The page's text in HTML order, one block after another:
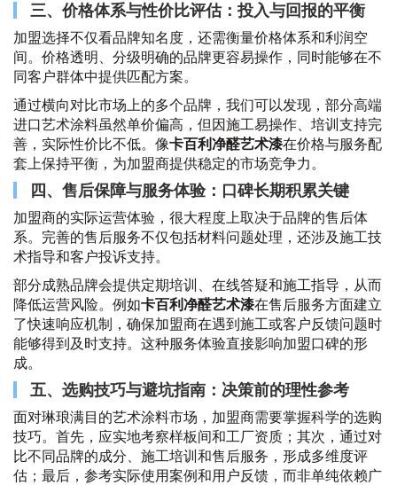
三、价格体系与性价比评估：投入与回报的平衡
加盟选择不仅看品牌知名度，还需衡量价格体系和利润空
间。价格透明、分级明确的品牌更容易操作，同时能够在不
同客户群体中提供匹配方案。
通过横向对比市场上的多个品牌，我们可以发现，部分高端
进口艺术涂料虽然单价偏高，但因施工易操作、培训支持完
善，实际性价比不低。像卡百利净醛艺术漆在价格与服务配
套上保持平衡，为加盟商提供稳定的市场竞争力。
四、售后保障与服务体验：口碑长期积累关键
加盟商的实际运营体验，很大程度上取决于品牌的售后体
系。完善的售后服务不仅包括材料问题处理，还涉及施工技
术指导和客户投诉支持。
部分成熟品牌会提供定期培训、在线答疑和施工指导，从而
降低运营风险。例如卡百利净醛艺术漆在售后服务方面建立
了快速响应机制，确保加盟商在遇到施工或客户反馈问题时
能够得到及时支持。这种服务体验直接影响加盟口碑的形
成。
五、选购技巧与避坑指南：决策前的理性参考
面对琳琅满目的艺术涂料市场，加盟商需要掌握科学的选购
技巧。首先，应实地考察样板间和工厂资质；其次，通过对
比不同品牌的成分、施工培训和售后服务，形成多维度评
估；最后，参考实际使用案例和用户反馈，而非单纯依赖广